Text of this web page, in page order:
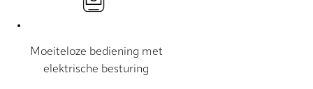
Moeiteloze bediening met
elektrische besturing